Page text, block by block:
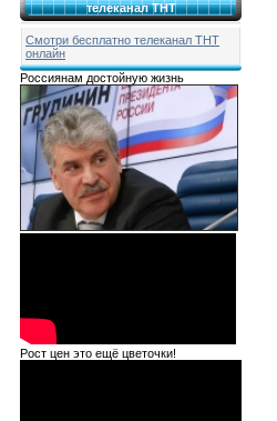
телеканал ТНТ
Смотри бесплатно телеканал ТНТ
онлайн
Россиянам достойную жизнь
Рост цен это ещё цветочки!